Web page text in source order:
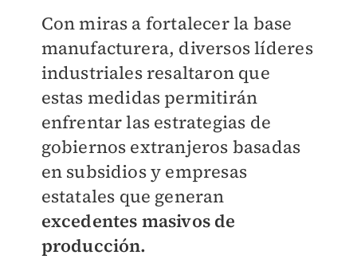
Con miras a fortalecer la base
manufacturera, diversos líderes
industriales resaltaron que
estas medidas permitirán
enfrentar las estrategias de
gobiernos extranjeros basadas
en subsidios y empresas
estatales que generan
excedentes masivos de
producción.